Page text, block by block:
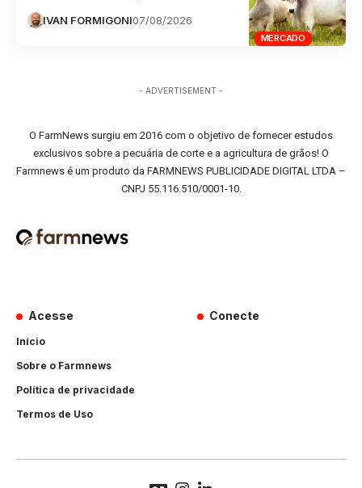
MERCADO
IVAN FORMIGONI07/08/2026
- ADVERTISEMENT -
O FarmNews surgiu em 2016 com o objetivo de fornecer estudos
exclusivos sobre a pecuária de corte e a agricultura de grãos! O
Farmnews é um produto da FARMNEWS PUBLICIDADE DIGITAL LTDA –
CNPJ 55.116.510/0001-10.
Acesse
Início
Sobre o Farmnews
Política de privacidade
Termos de Uso
Conecte